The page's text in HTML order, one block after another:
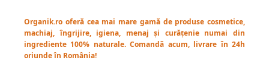
Organik.ro oferă cea mai mare gamă de produse cosmetice,
machiaj, îngrijire, igiena, menaj și curățenie numai din
ingrediente 100% naturale. Comandă acum, livrare în 24h
oriunde în România!